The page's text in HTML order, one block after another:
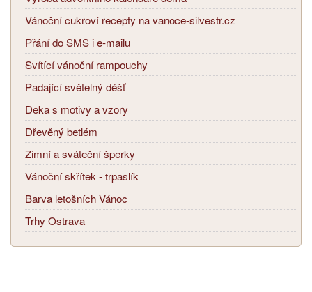
Vánoční cukroví recepty na vanoce-silvestr.cz
Přání do SMS i e-mailu
Svítící vánoční rampouchy
Padající světelný déšť
Deka s motivy a vzory
Dřevěný betlém
Zimní a sváteční šperky
Vánoční skřítek - trpaslík
Barva letošních Vánoc
Trhy Ostrava